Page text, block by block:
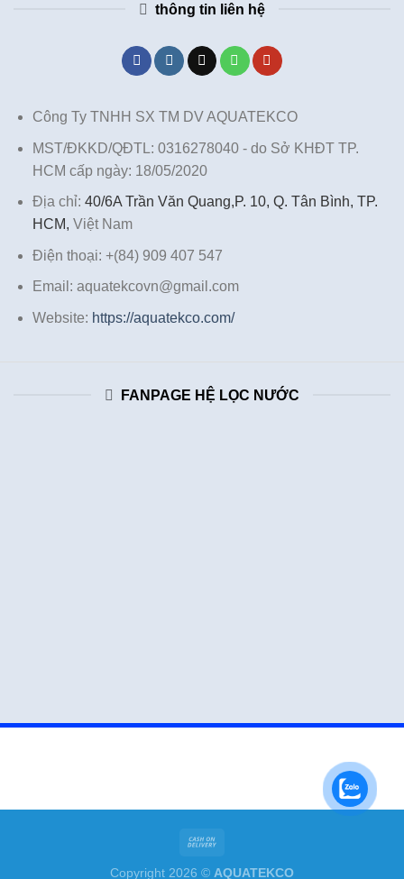
thông tin liên hệ
Công Ty TNHH SX TM DV AQUATEKCO
MST/ĐKKD/QĐTL: 0316278040 - do Sở KHĐT TP.
HCM cấp ngày: 18/05/2020
Địa chỉ: 40/6A Trần Văn Quang,P. 10, Q. Tân Bình, TP.
HCM, Việt Nam
Điện thoại: +(84) 909 407 547
Email: aquatekcovn@gmail.com
Website: https://aquatekco.com/
FANPAGE HỆ LỌC NƯỚC
Copyright 2026 © AQUATEKCO